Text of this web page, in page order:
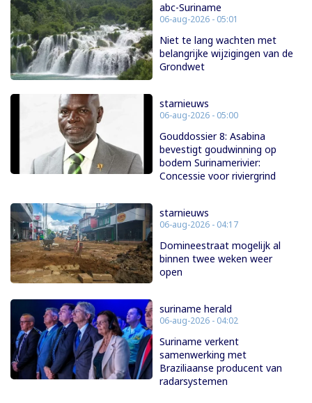
abc-Suriname
06-aug-2026 - 05:01
Niet te lang wachten met
belangrijke wijzigingen van de
Grondwet
starnieuws
06-aug-2026 - 05:00
Gouddossier 8: Asabina
bevestigt goudwinning op
bodem Surinamerivier:
Concessie voor riviergrind
starnieuws
06-aug-2026 - 04:17
Domineestraat mogelijk al
binnen twee weken weer
open
suriname herald
06-aug-2026 - 04:02
Suriname verkent
samenwerking met
Braziliaanse producent van
radarsystemen